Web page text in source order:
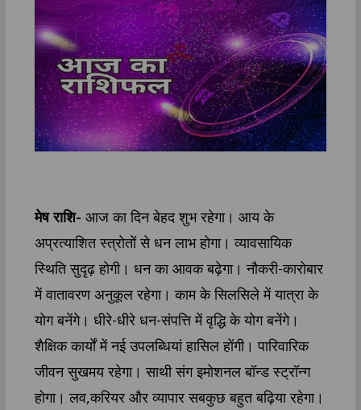
मेष राशि- आज का दिन बेहद शुभ रहेगा। आय के
अप्रत्याशित स्त्रोतों से धन लाभ होगा। व्यावसायिक
स्थिति सुदृढ़ होगी। धन का आवक बढ़ेगा। नौकरी-कारोबार
में वातावरण अनुकूल रहेगा। काम के सिलसिले में यात्रा के
योग बनेंगे। धीरे-धीरे धन-संपत्ति में वृद्धि के योग बनेंगे।
शैक्षिक कार्यों में नई उपलब्धियां हासिल होंगी। पारिवारिक
जीवन सुखमय रहेगा। साथी संग इमोशनल बॉन्ड स्ट्रॉन्ग
होगा। लव,करियर और व्यापार सबकुछ बहुत बढ़िया रहेगा।